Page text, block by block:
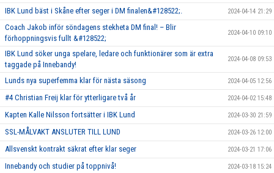
IBK Lund bäst i Skåne efter seger i DM finalen&#128522;. 2024-04-14 21:29
Coach Jakob inför söndagens stekheta DM final! – Blir
förhoppningsvis fullt &#128522;
2024-04-10 09:10
IBK Lund söker unga spelare, ledare och funktionärer som är extra
taggade på Innebandy!
2024-04-08 09:53
Lunds nya superfemma klar för nästa säsong 2024-04-05 12:56
#4 Christian Freij klar för ytterligare två år 2024-04-02 15:48
Kapten Kalle Nilsson fortsätter i IBK Lund 2024-03-30 21:59
SSL-MÅLVAKT ANSLUTER TILL LUND 2024-03-26 12:00
Allsvenskt kontrakt säkrat efter klar seger 2024-03-21 17:06
Innebandy och studier på toppnivå! 2024-03-18 15:24